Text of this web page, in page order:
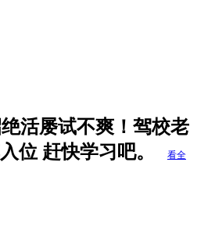
活屡试不爽！驾校老
位 赶快学习吧。
看全